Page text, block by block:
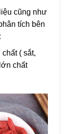
cũng như
tích bên
( sắt,
chất